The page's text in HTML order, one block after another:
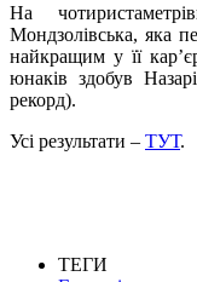
На
Мондзолівська, яка
найкращим у її
юнаків здобув
рекорд).
Усі результати – ТУТ.
ТЕГИ